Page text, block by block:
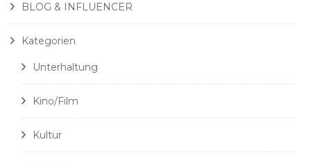
BLOG & INFLUENCER
Kategorien
Unterhaltung
Kino/Film
Kultur